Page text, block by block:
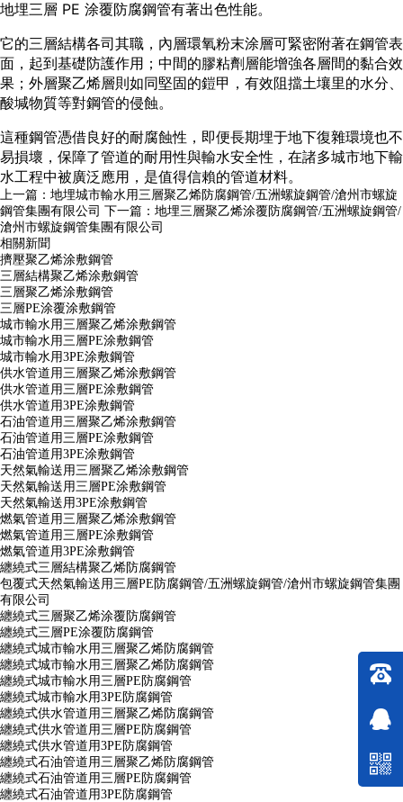
地埋三層 PE 涂覆防腐鋼管有著出色性能。
它的三層結構各司其職，內層環氧粉末涂層可緊密附著在鋼管表
面，起到基礎防護作用；中間的膠粘劑層能增強各層間的黏合效
果；外層聚乙烯層則如同堅固的鎧甲，有效阻擋土壤里的水分、
酸堿物質等對鋼管的侵蝕。
這種鋼管憑借良好的耐腐蝕性，即便長期埋于地下復雜環境也不
易損壞，保障了管道的耐用性與輸水安全性，在諸多城市地下輸
水工程中被廣泛應用，是值得信賴的管道材料。
上一篇： 地埋城市輸水用三層聚乙烯防腐鋼管/五洲螺旋鋼管/滄州市螺旋
鋼管集團有限公司 下一篇： 地埋三層聚乙烯涂覆防腐鋼管/五洲螺旋鋼管/
滄州市螺旋鋼管集團有限公司
相關新聞
擠壓聚乙烯涂敷鋼管
三層結構聚乙烯涂敷鋼管
三層聚乙烯涂敷鋼管
三層PE涂覆涂敷鋼管
城市輸水用三層聚乙烯涂敷鋼管
城市輸水用三層PE涂敷鋼管
城市輸水用3PE涂敷鋼管
供水管道用三層聚乙烯涂敷鋼管
供水管道用三層PE涂敷鋼管
供水管道用3PE涂敷鋼管
石油管道用三層聚乙烯涂敷鋼管
石油管道用三層PE涂敷鋼管
石油管道用3PE涂敷鋼管
天然氣輸送用三層聚乙烯涂敷鋼管
天然氣輸送用三層PE涂敷鋼管
天然氣輸送用3PE涂敷鋼管
燃氣管道用三層聚乙烯涂敷鋼管
燃氣管道用三層PE涂敷鋼管
燃氣管道用3PE涂敷鋼管
纏繞式三層結構聚乙烯防腐鋼管
包覆式天然氣輸送用三層PE防腐鋼管/五洲螺旋鋼管/滄州市螺旋鋼管集團
有限公司
纏繞式三層聚乙烯涂覆防腐鋼管
纏繞式三層PE涂覆防腐鋼管
纏繞式城市輸水用三層聚乙烯防腐鋼管
纏繞式城市輸水用三層聚乙烯防腐鋼管
纏繞式城市輸水用三層PE防腐鋼管
纏繞式城市輸水用3PE防腐鋼管
纏繞式供水管道用三層聚乙烯防腐鋼管
纏繞式供水管道用三層PE防腐鋼管
纏繞式供水管道用3PE防腐鋼管
纏繞式石油管道用三層聚乙烯防腐鋼管
纏繞式石油管道用三層PE防腐鋼管
纏繞式石油管道用3PE防腐鋼管